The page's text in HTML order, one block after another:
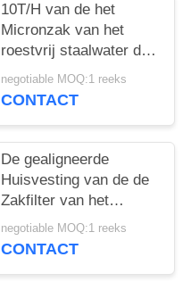
10T/H van de het
Micronzak van het
roestvrij staalwater de
Filterhuisvesting
negotiable MOQ:1 reeks
CONTACT
De gealigneerde
Huisvesting van de de
Zakfilter van het
BodemKoolstofstaal
Multi150psi
negotiable MOQ:1 reeks
CONTACT